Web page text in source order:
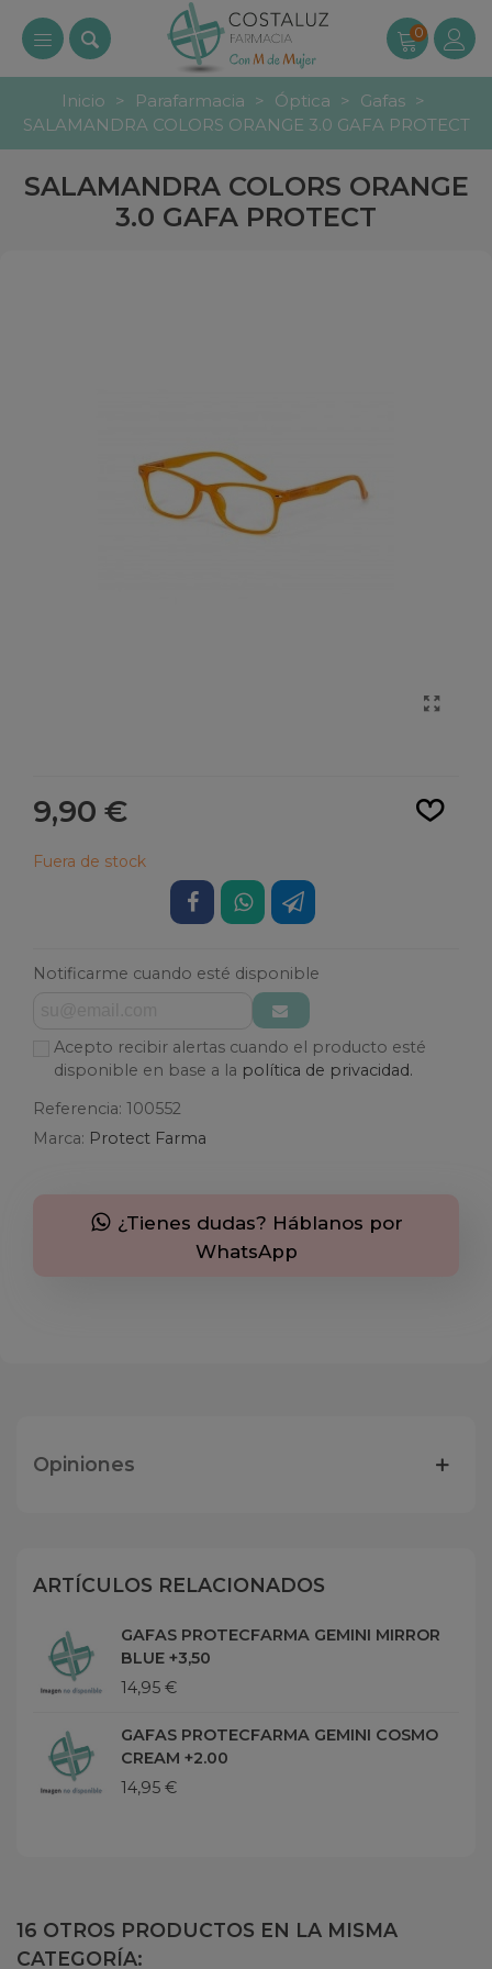
0
Inicio > Parafarmacia > Óptica > Gafas >
SALAMANDRA COLORS ORANGE 3.0 GAFA PROTECT
SALAMANDRA COLORS ORANGE
3.0 GAFA PROTECT
9,90 €
Fuera de stock
Notificarme cuando esté disponible
Acepto recibir alertas cuando el producto esté
disponible en base a la política de privacidad.
Referencia: 100552
Marca: Protect Farma
¿Tienes dudas? Háblanos por
WhatsApp
Opiniones
ARTÍCULOS RELACIONADOS
GAFAS PROTECFARMA GEMINI MIRROR
BLUE +3,50
14,95 €
GAFAS PROTECFARMA GEMINI COSMO
CREAM +2.00
14,95 €
16 OTROS PRODUCTOS EN LA MISMA
CATEGORÍA: